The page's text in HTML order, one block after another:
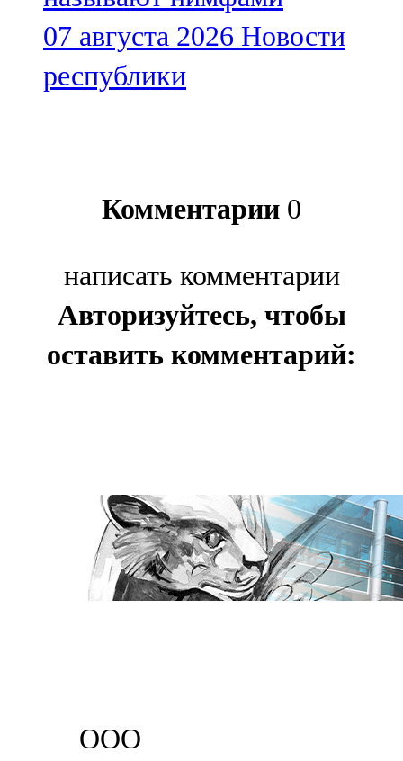
07 августа 2026 Новости
республики
Комментарии 0
написать комментарии
Авторизуйтесь, чтобы
оставить комментарий:
ООО